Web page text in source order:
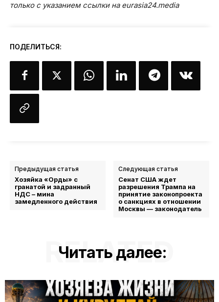
только с указанием ссылки на eurasia24.media
ПОДЕЛИТЬСЯ:
Предыдущая статья
Хозяйка «Орды» с
гранатой и задранный
НДС – мина
замедленного действия
Следующая статья
Сенат США ждет
разрешения Трампа на
принятие законопроекта
о санкциях в отношении
Москвы — законодатель
Читать далее:
RELATED